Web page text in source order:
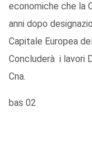
economiche che la
anni dopo
Capitale Europea
Concluderà i lavori
Cna.
bas 02